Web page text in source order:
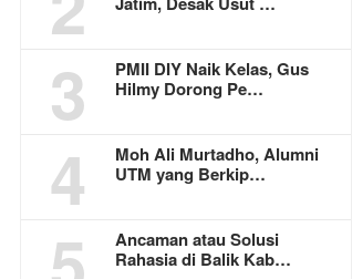
3
PMII DIY Naik Kelas, Gus
Hilmy Dorong Pe…
4
Moh Ali Murtadho, Alumni
UTM yang Berkip…
Ancaman atau Solusi
Rahasia di Balik Kab…